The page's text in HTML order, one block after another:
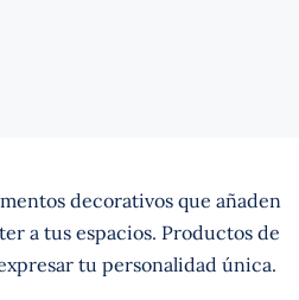
decorativos que añaden
a tus espacios. Productos de
tu personalidad única.